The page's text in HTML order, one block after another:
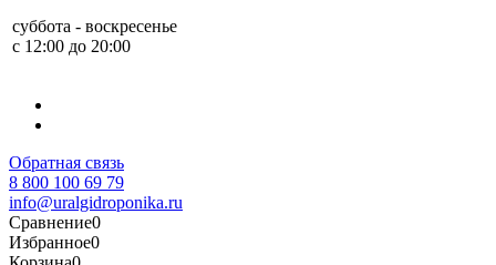
суббота - воскресенье
с 12:00 до 20:00
Обратная связь
8 800 100 69 79
info@uralgidroponika.ru
Сравнение0
Избранное0